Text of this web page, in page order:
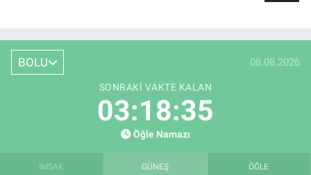
BOLU 08.08.2026
SONRAKI VAKTE KALAN
03:18:35
Öğle Namazı
İMSAK GÜNEŞ ÖĞLE